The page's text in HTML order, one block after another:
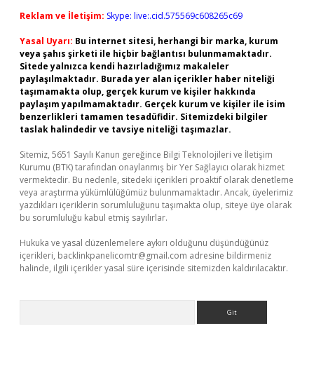
Reklam ve İletişim: Skype: live:.cid.575569c608265c69
Yasal Uyarı: Bu internet sitesi, herhangi bir marka, kurum
veya şahıs şirketi ile hiçbir bağlantısı bulunmamaktadır.
Sitede yalnızca kendi hazırladığımız makaleler
paylaşılmaktadır. Burada yer alan içerikler haber niteliği
taşımamakta olup, gerçek kurum ve kişiler hakkında
paylaşım yapılmamaktadır. Gerçek kurum ve kişiler ile isim
benzerlikleri tamamen tesadüfidir. Sitemizdeki bilgiler
taslak halindedir ve tavsiye niteliği taşımazlar.
Sitemiz, 5651 Sayılı Kanun gereğince Bilgi Teknolojileri ve İletişim
Kurumu (BTK) tarafından onaylanmış bir Yer Sağlayıcı olarak hizmet
vermektedir. Bu nedenle, sitedeki içerikleri proaktif olarak denetleme
veya araştırma yükümlülüğümüz bulunmamaktadır. Ancak, üyelerimiz
yazdıkları içeriklerin sorumluluğunu taşımakta olup, siteye üye olarak
bu sorumluluğu kabul etmiş sayılırlar.
Hukuka ve yasal düzenlemelere aykırı olduğunu düşündüğünüz
içerikleri, backlinkpanelicomtr@gmail.com adresine bildirmeniz
halinde, ilgili içerikler yasal süre içerisinde sitemizden kaldırılacaktır.